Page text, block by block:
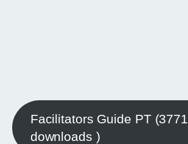
Facilitators Guide PT (3771
downloads )